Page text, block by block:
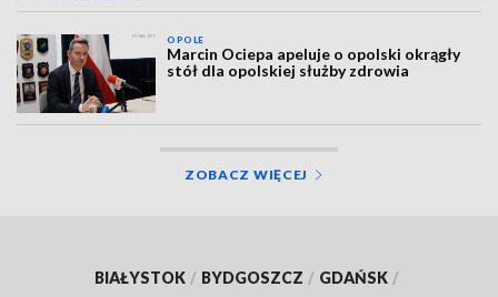
OPOLE
Marcin Ociepa apeluje o opolski okrągły
stół dla opolskiej służby zdrowia
ZOBACZ WIĘCEJ
BIAŁYSTOK / BYDGOSZCZ / GDAŃSK /